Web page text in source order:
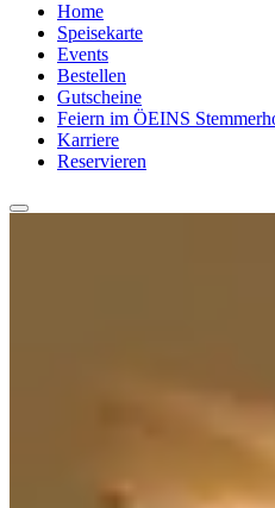
Home
Speisekarte
Events
Bestellen
Gutscheine
Feiern im ÖEINS
Karriere
Reservieren